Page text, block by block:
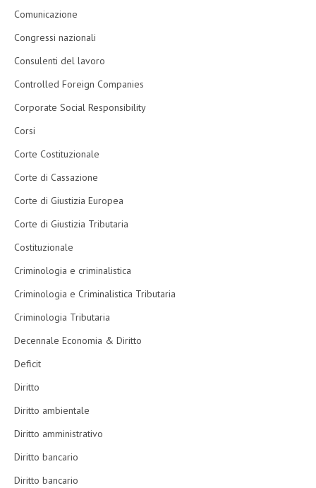
Comunicazione
Congressi nazionali
Consulenti del lavoro
Controlled Foreign Companies
Corporate Social Responsibility
Corsi
Corte Costituzionale
Corte di Cassazione
Corte di Giustizia Europea
Corte di Giustizia Tributaria
Costituzionale
Criminologia e criminalistica
Criminologia e Criminalistica Tributaria
Criminologia Tributaria
Decennale Economia & Diritto
Deficit
Diritto
Diritto ambientale
Diritto amministrativo
Diritto bancario
Diritto bancario